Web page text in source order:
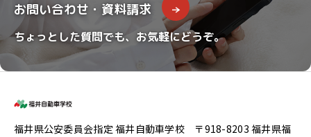
お問い合わせ・資料請求
ちょっとした質問でも、お気軽にどうぞ。
福井県公安委員会指定 福井自動車学校 〒918-8203 福井県福